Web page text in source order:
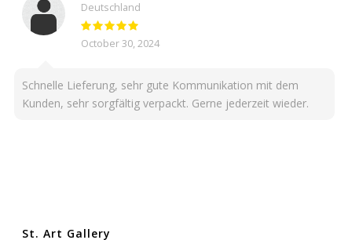
Deutschland
October 30, 2024
Schnelle Lieferung, sehr gute Kommunikation mit dem
Kunden, sehr sorgfältig verpackt. Gerne jederzeit wieder.
St. Art Gallery